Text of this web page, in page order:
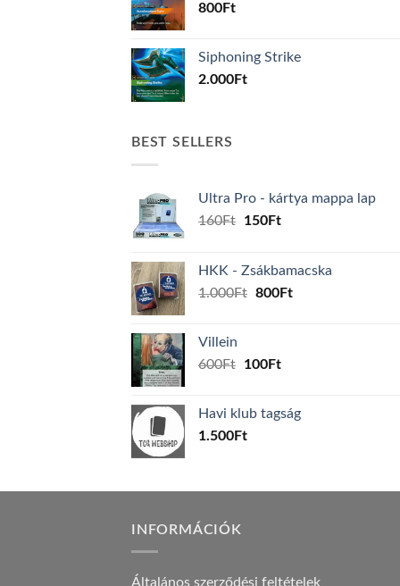
800Ft
Siphoning Strike
2.000Ft
BEST SELLERS
Ultra Pro - kártya mappa lap
160Ft
Original
160Ft.
150FtCurrent
150Ft.
HKK - Zsákbamacska
1.000Ft Original
800FtCurrent
Villein
600Ft
Original
600Ft.
100FtCurrent
100Ft.
Havi klub tagság
1.500Ft
INFORMÁCIÓK
Általános szerződési feltételek